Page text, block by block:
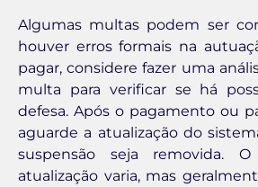
Algumas multas podem ser
houver erros formais na
pagar, considere fazer uma
multa para verificar se há
defesa. Após o pagamento ou
aguarde a atualização do
suspensão seja removida.
atualização varia, mas